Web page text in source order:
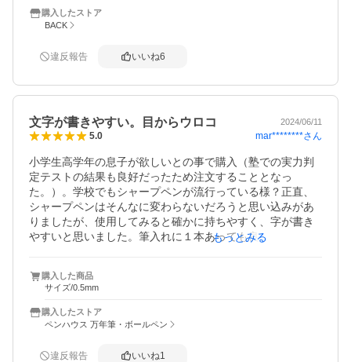
購入したストア
BACK
違反報告 いいね6
文字が書きやすい。目からウロコ 2024/06/11
5.0 mar********さん
小学生高学年の息子が欲しいとの事で購入（塾での実力判
定テストの結果も良好だったため注文することとなっ
た。）。学校でもシャープペンが流行っている様？正直、
シャープペンはそんなに変わらないだろうと思い込みがあ
りましたが、使用してみると確かに持ちやすく、字が書き
やすいと思いました。筆入れに１本あっても良いと思いま
もっとみる
購入した商品
サイズ/0.5mm
購入したストア
ペンハウス 万年筆・ボールペン
違反報告 いいね1